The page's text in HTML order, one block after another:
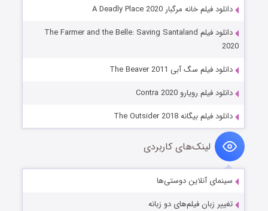
دانلود فیلم خانه مرگبار A Deadly Place 2020
دانلود فیلم The Farmer and the Belle: Saving Santaland
2020
دانلود فیلم سگ آبی The Beaver 2011
دانلود فیلم رویارو Contra 2020
دانلود فیلم بیگانه The Outsider 2018
لینک‌های کاربردی
سینمای آنلاین دوستی‌ها
تغییر زبان فیلم‌های دو زبانه